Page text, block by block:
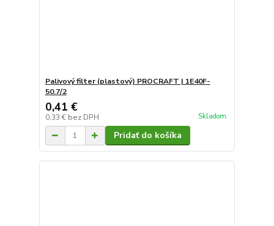
Palivový filter (plastový) PROCRAFT | 1E40F-
50.7/2
0,41 €
0,33 € bez DPH Skladom
Pridať do košíka